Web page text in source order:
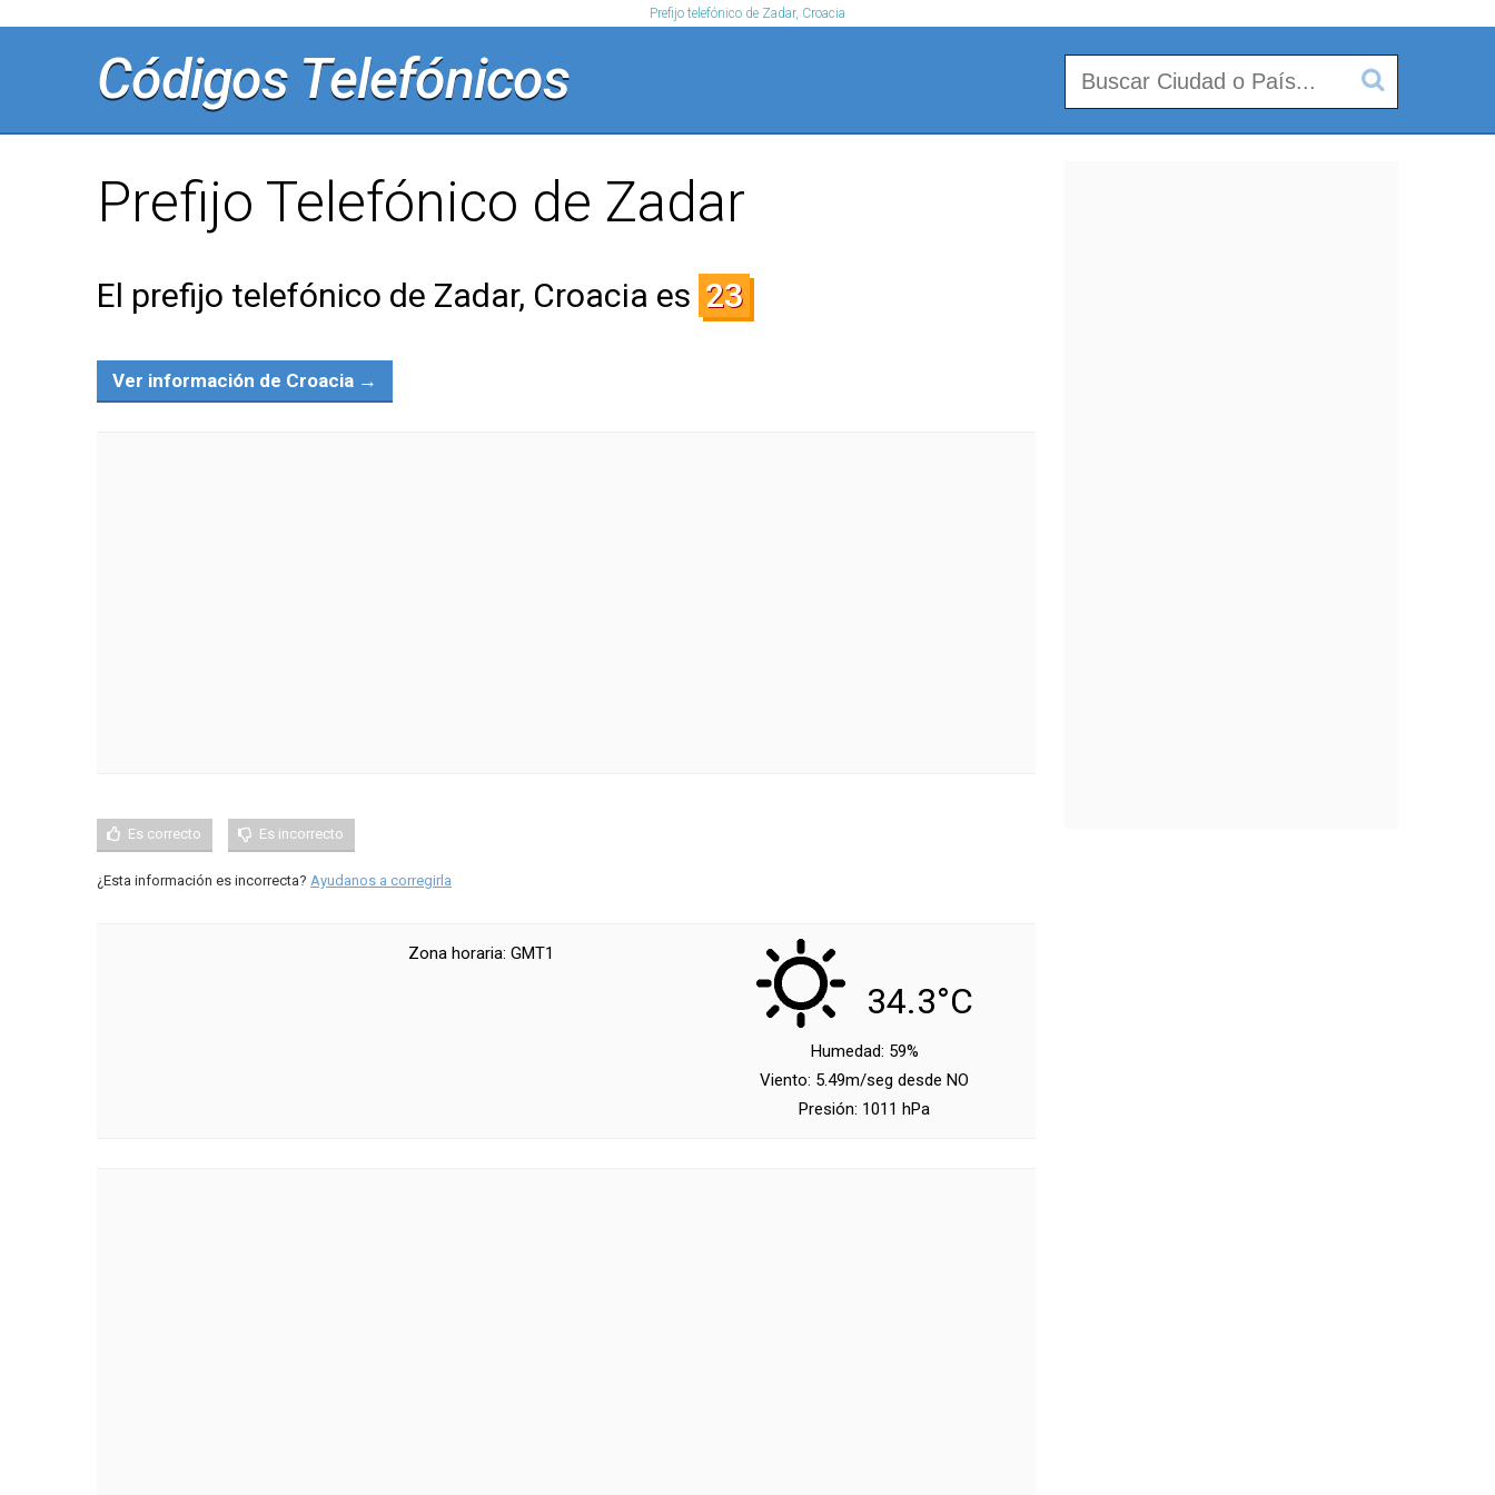
Prefijo telefónico de Zadar, Croacia
Códigos Telefónicos
Prefijo Telefónico de Zadar
El prefijo telefónico de Zadar, Croacia es 23
Ver información de Croacia →
Es correcto Es incorrecto
¿Esta información es incorrecta? Ayudanos a corregirla
Zona horaria: GMT1
34.3°C
Humedad: 59%
Viento: 5.49m/seg desde NO
Presión: 1011 hPa